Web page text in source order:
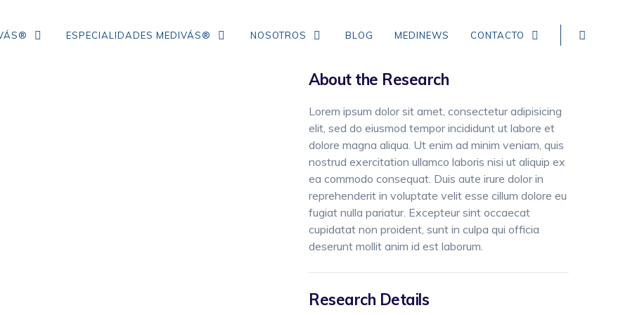
EPILEPSIA
CEFALEA TENSIONAL
DEMENCIA
CEFALEA EN RACIMOS
ICTUS, ACCIDENTE CEREBROVASCULAR,
ESPECIALIDADES MEDIVÁS® NOSOTROS BLOG MEDINEWS CONTACTO
About the Research
Lorem ipsum dolor sit amet, consectetur adipisicing
elit, sed do eiusmod tempor incididunt ut labore et
dolore magna aliqua. Ut enim ad minim veniam, quis
nostrud exercitation ullamco laboris nisi ut aliquip ex
ea commodo consequat. Duis aute irure dolor in
reprehenderit in voluptate velit esse cillum dolore eu
fugiat nulla pariatur. Excepteur sint occaecat
cupidatat non proident, sunt in culpa qui officia
deserunt mollit anim id est laborum.
Research Details